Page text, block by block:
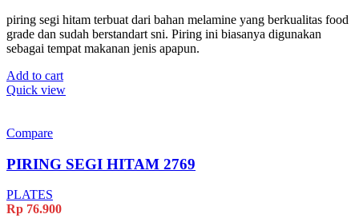
piring segi hitam terbuat dari bahan melamine yang berkualitas food
grade dan sudah berstandart sni. Piring ini biasanya digunakan
sebagai tempat makanan jenis apapun.
Add to cart
Quick view
Compare
PIRING SEGI HITAM 2769
PLATES
Rp 76.900